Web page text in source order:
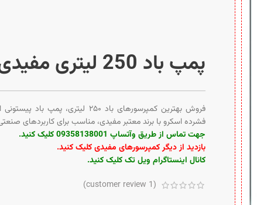
پمپ باد 250 لیتری مفیدی
فروش بهترین کمپرسورهای باد ۲۵۰
فشرده اسکرو با برند معتبر مفیدی، مناسب برای کاربردهای
جهت تماس از طریق وآتساپ 09358138001 کلیک کنید.
بازدید از دیگر کمپرسورهای مفیدی کلیک کنید.
کانال اینستاگرام ویل تک کلیک کنید.
(
1